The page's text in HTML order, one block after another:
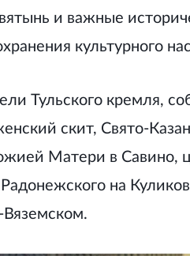
и важные
культурного
Тульского кремля,
скит, Свято-
Матери в Савино,
на